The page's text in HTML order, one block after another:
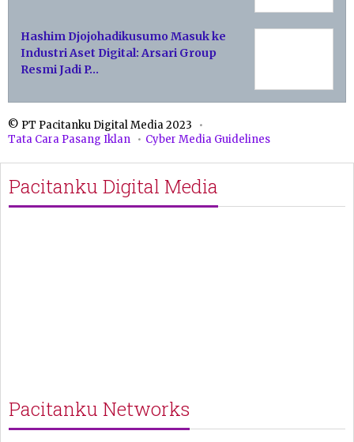
Hashim Djojohadikusumo Masuk ke
Industri Aset Digital: Arsari Group
Resmi Jadi P…
© PT Pacitanku Digital Media 2023
Tata Cara Pasang Iklan
Cyber Media Guidelines
Pacitanku Digital Media
Pacitanku Networks